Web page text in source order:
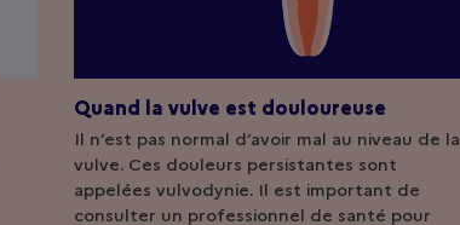
Quand la vulve est douloureuse
Il n’est pas normal d’avoir mal au niveau de la
vulve. Ces douleurs persistantes sont
appelées vulvodynie. Il est important de
consulter un professionnel de santé pour